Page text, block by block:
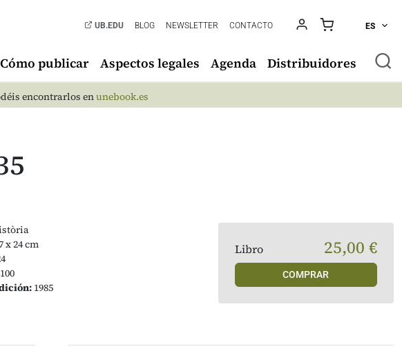
UB.EDU BLOG NEWSLETTER CONTACTO ES
Cómo publicar Aspectos legales Agenda Distribuidores
encontrarlos enunebook.es
x 24 cm
1985
Libro 25,00 €
COMPRAR